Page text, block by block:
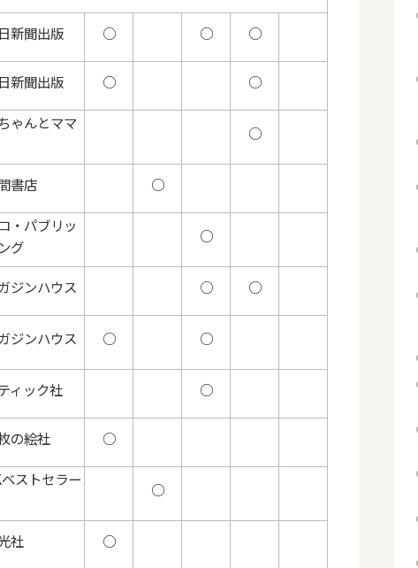
新聞出版 ○ ○ ○
新聞出版 ○ ○
ゃんとママ
○
書店 ○
・パブリッ
グ
○
ジンハウス ○ ○
ジンハウス ○ ○
ィック社 ○
の絵社 ○
ストセラー
○
社 ○